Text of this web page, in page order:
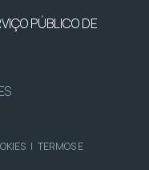
PÚBLICO DE
| TERMOS E